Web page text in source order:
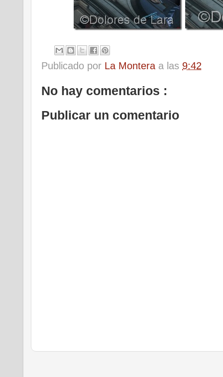
Publicado por La Montera a las 9:42
No hay comentarios :
Publicar un comentario